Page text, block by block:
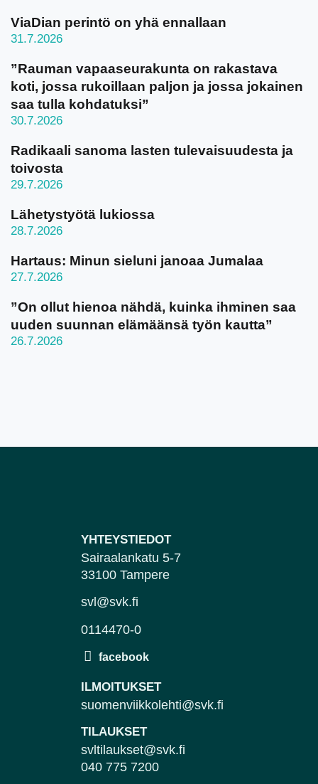
ViaDian perintö on yhä ennallaan
31.7.2026
”Rauman vapaaseurakunta on rakastava
koti, jossa rukoillaan paljon ja jossa jokainen
saa tulla kohdatuksi”
30.7.2026
Radikaali sanoma lasten tulevaisuudesta ja
toivosta
29.7.2026
Lähetystyötä lukiossa
28.7.2026
Hartaus: Minun sieluni janoaa Jumalaa
27.7.2026
”On ollut hienoa nähdä, kuinka ihminen saa
uuden suunnan elämäänsä työn kautta”
26.7.2026
YHTEYSTIEDOT
Sairaalankatu 5-7
33100 Tampere
svl@svk.fi
0114470-0
ILMOITUKSET
suomenviikkolehti@svk.fi
TILAUKSET
svltilaukset@svk.fi
040 775 7200